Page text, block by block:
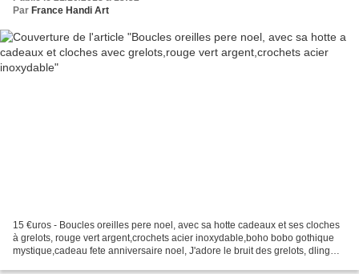
Par France Handi Art
15 €uros - Boucles oreilles pere noel, avec sa hotte cadeaux et ses cloches
à grelots, rouge vert argent,crochets acier inoxydable,boho bobo gothique
mystique,cadeau fete anniversaire noel, J'adore le bruit des grelots, dling